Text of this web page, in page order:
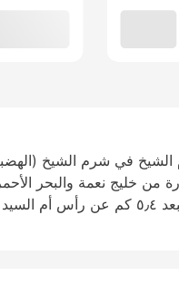
في شرم الشيخ
خليج نعمة والبحر